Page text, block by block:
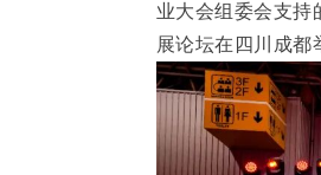
业大会组委会支持
展论坛在四川成都